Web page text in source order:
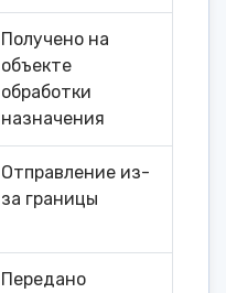
Получено на
объекте
обработки
назначения
Отправление из-
за границы
Передано